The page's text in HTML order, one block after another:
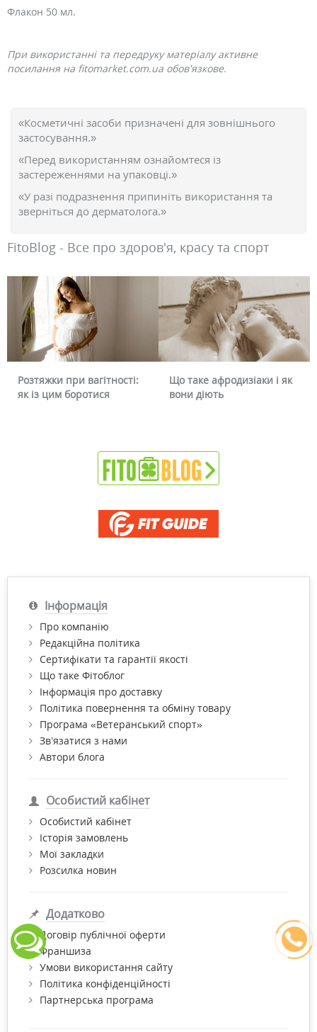
Флакон 50 мл.
При використанні та передруку матеріалу активне
посилання на fitomarket.com.ua обов'язкове.
«Косметичні засоби призначені для зовнішнього
застосування.»
«Перед використанням ознайомтеся із
застереженнями на упаковці.»
«У разі подразнення припиніть використання та
зверніться до дерматолога.»
FitoBlog - Все про здоров'я, красу та спорт
Розтяжки при вагітності:
як із цим боротися
Що таке афродизіаки і як
вони діють
Інформація
Про компанію
Редакційна політика
Сертифікати та гарантії якості
Що таке Фітоблог
Інформація про доставку
Політика повернення та обміну товару
Програма «Ветеранський спорт»
Зв’язатися з нами
Автори блога
Особистий кабінет
Особистий кабінет
Історія замовлень
Мої закладки
Розсилка новин
Додатково
Договір публічної оферти
Франшиза
Умови використання сайту
Політика конфіденційності
Партнерська програма